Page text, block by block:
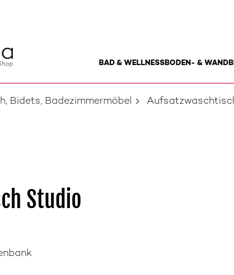
BAD & WELLNESSBODEN- &
Bidets, Badezimmermöbel
Studio